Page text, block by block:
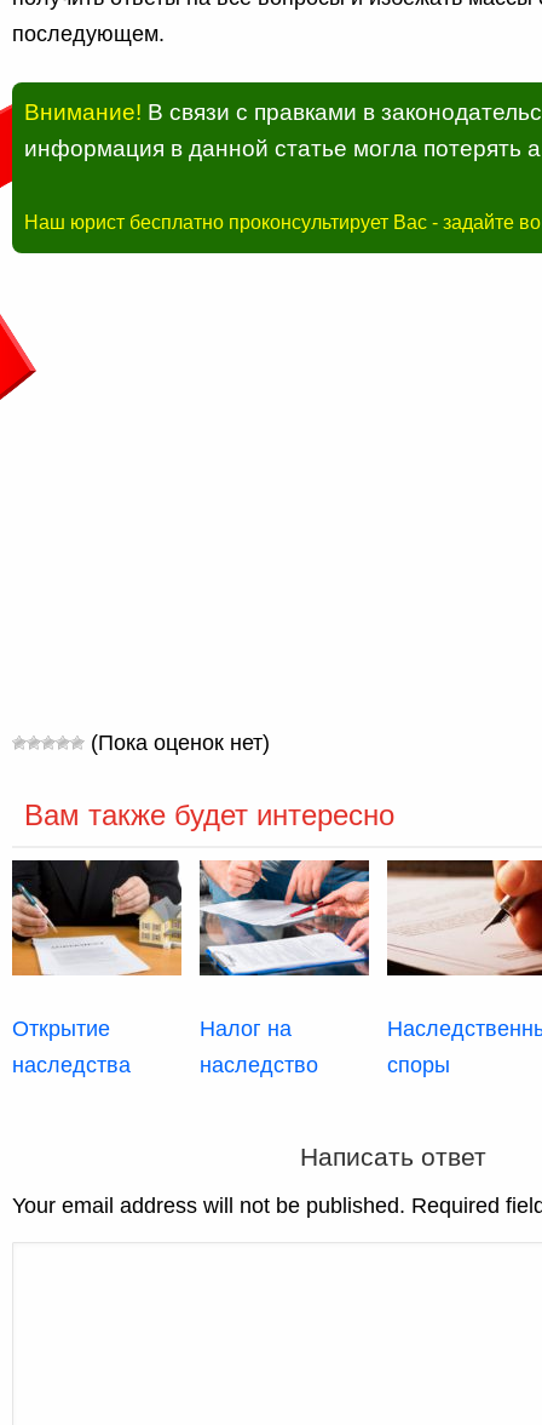
последующем.
Внимание! В связи с правками в
информация в данной статье могла потерять
Наш юрист бесплатно проконсультирует Вас - задайте
(Пока оценок нет)
Вам также будет интересно
Открытие
наследства
Налог на
наследство
споры
Написать ответ
Your email address will not be published. Required